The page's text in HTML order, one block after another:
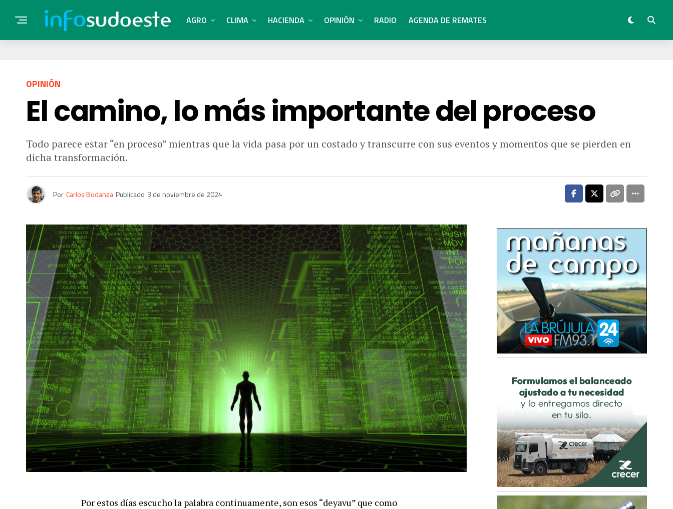
AGRO CLIMA HACIENDA OPINIÓN RADIO AGENDA DE REMATES
OPINIÓN
El camino, lo más importante del proceso
Todo parece estar “en proceso” mientras que la vida pasa por un costado y transcurre con sus eventos y momentos que se pierden en
dicha transformación.
Por Carlos Bodanza Publicado 3 de noviembre de 2024
Por estos días escucho la palabra continuamente, son esos “deyavu” que como